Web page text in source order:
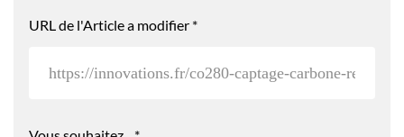
URL de l'Article a modifier *